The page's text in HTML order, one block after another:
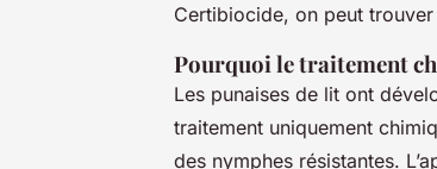
Certibiocide, on peut trouver
Pourquoi le traitement
Les punaises de lit ont
traitement uniquement
des nymphes résistantes.